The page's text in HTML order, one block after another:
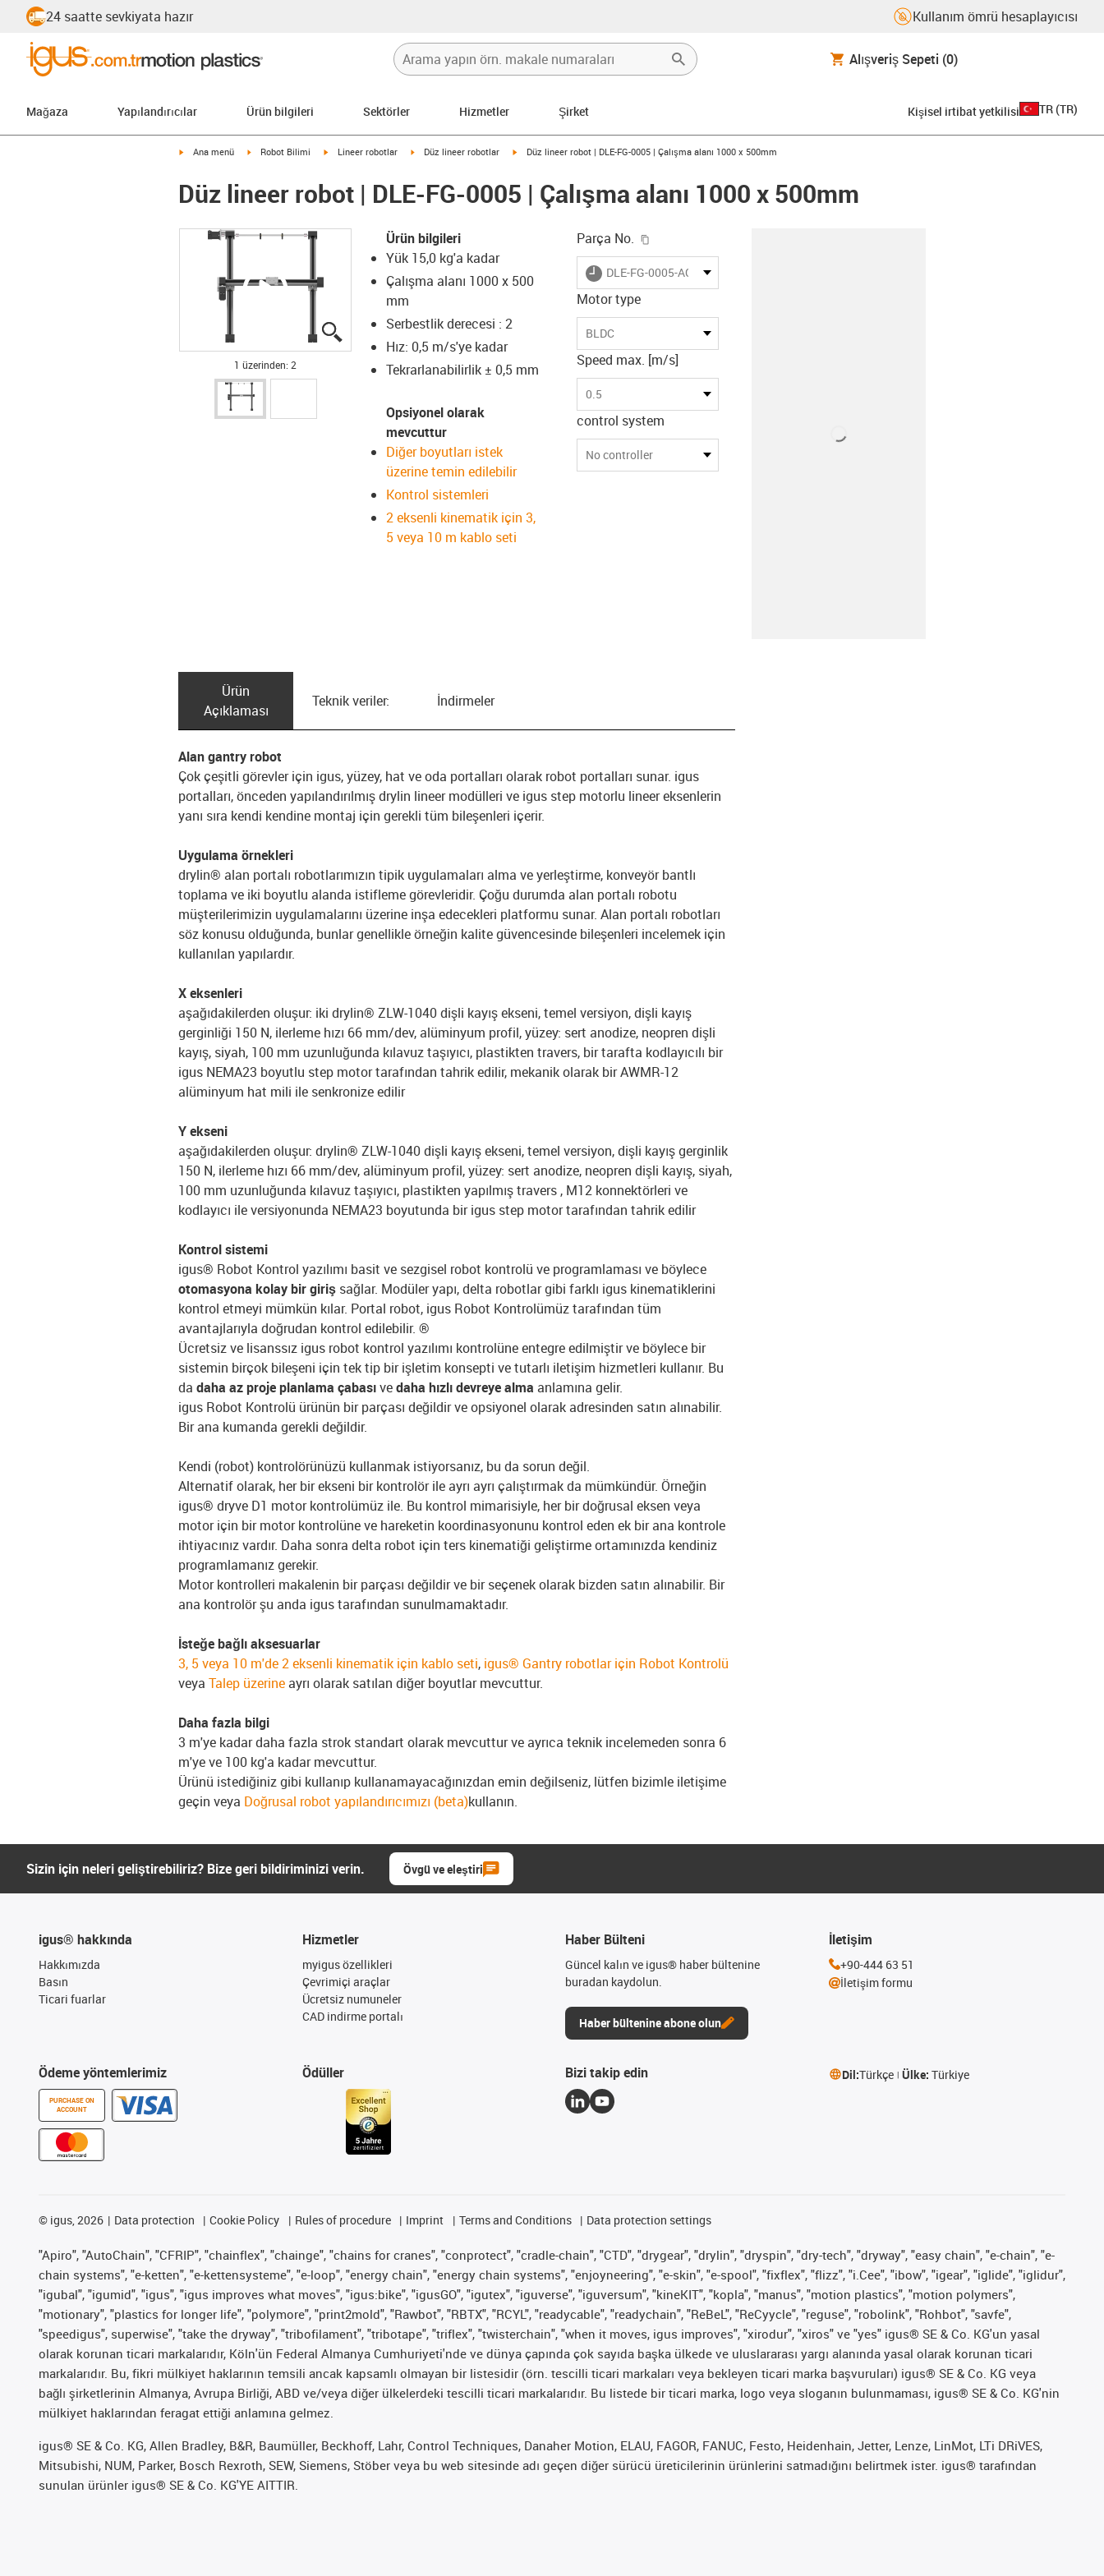
24 saatte sevkiyata hazır Kullanım ömrü hesaplayıcısı
Alışveriş Sepeti (0)
Mağaza Yapılandırıcılar Ürün bilgileri Sektörler Hizmetler Şirket Kişisel irtibat yetkilisi TR (TR)
igus-icon-arrow-right
Ana menü igus-icon-arrow-right
Robot Bilimi igus-icon-arrow-right
Lineer robotlar igus-icon-arrow-right
Düz lineer robotlar igus-icon-arrow-right
Düz lineer robot | DLE-FG-0005 | Çalışma alanı 1000 x 500mm
Düz lineer robot | DLE-FG-0005 | Çalışma alanı 1000 x 500mm
igus-icon-lupe
igus-icon-lupe
1 üzerinden: 2
Ürün bilgileri
Yük 15,0 kg'a kadar
Çalışma alanı 1000 x 500
mm
Serbestlik derecesi : 2
Hız: 0,5 m/s'ye kadar
Tekrarlanabilirlik ± 0,5 mm
Opsiyonel olarak
mevcuttur
Diğer boyutları istek
üzerine temin edilebilir
Kontrol sistemleri
2 eksenli kinematik için 3,
5 veya 10 m kablo seti
Parça No.
igus-icon-lieferzeit
DLE-FG-0005-AC-1000-500
Motor type
BLDC
Speed max. [m/s]
0.5
control system
No controller
Ürün
Açıklaması
Teknik veriler: İndirmeler
Alan gantry robot
Çok çeşitli görevler için igus, yüzey, hat ve oda portalları olarak robot portalları sunar. igus
portalları, önceden yapılandırılmış drylin lineer modülleri ve igus step motorlu lineer eksenlerin
yanı sıra kendi kendine montaj için gerekli tüm bileşenleri içerir.
Uygulama örnekleri
drylin® alan portalı robotlarımızın tipik uygulamaları alma ve yerleştirme, konveyör bantlı
toplama ve iki boyutlu alanda istifleme görevleridir. Çoğu durumda alan portalı robotu
müşterilerimizin uygulamalarını üzerine inşa edecekleri platformu sunar. Alan portalı robotları
söz konusu olduğunda, bunlar genellikle örneğin kalite güvencesinde bileşenleri incelemek için
kullanılan yapılardır.
X eksenleri
aşağıdakilerden oluşur: iki drylin® ZLW-1040 dişli kayış ekseni, temel versiyon, dişli kayış
gerginliği 150 N, ilerleme hızı 66 mm/dev, alüminyum profil, yüzey: sert anodize, neopren dişli
kayış, siyah, 100 mm uzunluğunda kılavuz taşıyıcı, plastikten travers, bir tarafta kodlayıcılı bir
igus NEMA23 boyutlu step motor tarafından tahrik edilir, mekanik olarak bir AWMR-12
alüminyum hat mili ile senkronize edilir
Y ekseni
aşağıdakilerden oluşur: drylin® ZLW-1040 dişli kayış ekseni, temel versiyon, dişli kayış gerginlik
150 N, ilerleme hızı 66 mm/dev, alüminyum profil, yüzey: sert anodize, neopren dişli kayış, siyah,
100 mm uzunluğunda kılavuz taşıyıcı, plastikten yapılmış travers , M12 konnektörleri ve
kodlayıcı ile versiyonunda NEMA23 boyutunda bir igus step motor tarafından tahrik edilir
Kontrol sistemi
igus® Robot Kontrol yazılımı basit ve sezgisel robot kontrolü ve programlaması ve böylece
otomasyona kolay bir giriş sağlar. Modüler yapı, delta robotlar gibi farklı igus kinematiklerini
kontrol etmeyi mümkün kılar. Portal robot, igus Robot Kontrolümüz tarafından tüm
avantajlarıyla doğrudan kontrol edilebilir. ®
Ücretsiz ve lisanssız igus robot kontrol yazılımı kontrolüne entegre edilmiştir ve böylece bir
sistemin birçok bileşeni için tek tip bir işletim konsepti ve tutarlı iletişim hizmetleri kullanır. Bu
da daha az proje planlama çabasıvedaha hızlı devreye alma anlamına gelir.
igus Robot Kontrolü ürünün bir parçası değildir ve opsiyonel olarak adresinden satın alınabilir.
Bir ana kumanda gerekli değildir.
Kendi (robot) kontrolörünüzü kullanmak istiyorsanız, bu da sorun değil.
Alternatif olarak, her bir ekseni bir kontrolör ile ayrı ayrı çalıştırmak da mümkündür. Örneğin
igus® dryve D1 motor kontrolümüz ile. Bu kontrol mimarisiyle, her bir doğrusal eksen veya
motor için bir motor kontrolüne ve hareketin koordinasyonunu kontrol eden ek bir ana kontrole
ihtiyacınız vardır. Daha sonra delta robot için ters kinematiği geliştirme ortamınızda kendiniz
programlamanız gerekir.
Motor kontrolleri makalenin bir parçası değildir ve bir seçenek olarak bizden satın alınabilir. Bir
ana kontrolör şu anda igus tarafından sunulmamaktadır.
İsteğe bağlı aksesuarlar
3, 5 veya 10 m'de 2 eksenli kinematik için kablo seti, igus® Gantry robotlar için Robot Kontrolü
veya Talep üzerine ayrı olarak satılan diğer boyutlar mevcuttur.
Daha fazla bilgi
3 m'ye kadar daha fazla strok standart olarak mevcuttur ve ayrıca teknik incelemeden sonra 6
m'ye ve 100 kg'a kadar mevcuttur.
Ürünü istediğiniz gibi kullanıp kullanamayacağınızdan emin değilseniz, lütfen bizimle iletişime
geçin veya Doğrusal robot yapılandırıcımızı (beta)kullanın.
Sizin için neleri geliştirebiliriz? Bize geri bildiriminizi verin. Övgü ve eleştiri
igus® hakkında
Hakkımızda
Basın
Ticari fuarlar
Ödeme yöntemlerimiz
PURCHASE ON
ACCOUNT
Hizmetler
myigus özellikleri
Çevrimiçi araçlar
Ücretsiz numuneler
CAD indirme portalı
Ödüller
Haber Bülteni
Güncel kalın ve igus® haber bültenine
buradan kaydolun.
Haber bültenine abone olun
İletişim
+90-444 63 51
İletişim formu
Bizi takip edin Dil:Türkçe Ülke: Türkiye
© igus, 2026 Data protection Cookie Policy Rules of procedure Imprint Terms and Conditions Data protection settings
"Apiro", "AutoChain", "CFRIP", "chainflex", "chainge", "chains for cranes", "conprotect", "cradle-chain", "CTD", "drygear", "drylin", "dryspin", "dry-tech", "dryway", "easy chain", "e-chain", "e-
chain systems", "e-ketten", "e-kettensysteme", "e-loop", "energy chain", "energy chain systems", "enjoyneering", "e-skin", "e-spool", "fixflex", "flizz", "i.Cee", "ibow", "igear", "iglide", "iglidur",
"igubal", "igumid", "igus", "igus improves what moves", "igus:bike", "igusGO", "igutex", "iguverse", "iguversum", "kineKIT", "kopla", "manus", "motion plastics", "motion polymers",
"motionary", "plastics for longer life", "polymore", "print2mold", "Rawbot", "RBTX", "RCYL", "readycable", "readychain", "ReBeL", "ReCyycle", "reguse", "robolink", "Rohbot", "savfe",
"speedigus", superwise", "take the dryway", "tribofilament", "tribotape", "triflex", "twisterchain", "when it moves, igus improves", "xirodur", "xiros" ve "yes" igus® SE & Co. KG'un yasal
olarak korunan ticari markalarıdır, Köln'ün Federal Almanya Cumhuriyeti'nde ve dünya çapında çok sayıda başka ülkede ve uluslararası yargı alanında yasal olarak korunan ticari
markalarıdır. Bu, fikri mülkiyet haklarının temsili ancak kapsamlı olmayan bir listesidir (örn. tescilli ticari markaları veya bekleyen ticari marka başvuruları) igus® SE & Co. KG veya
bağlı şirketlerinin Almanya, Avrupa Birliği, ABD ve/veya diğer ülkelerdeki tescilli ticari markalarıdır. Bu listede bir ticari marka, logo veya sloganın bulunmaması, igus® SE & Co. KG'nin
mülkiyet haklarından feragat ettiği anlamına gelmez.
igus® SE & Co. KG, Allen Bradley, B&R, Baumüller, Beckhoff, Lahr, Control Techniques, Danaher Motion, ELAU, FAGOR, FANUC, Festo, Heidenhain, Jetter, Lenze, LinMot, LTi DRiVES,
Mitsubishi, NUM, Parker, Bosch Rexroth, SEW, Siemens, Stöber veya bu web sitesinde adı geçen diğer sürücü üreticilerinin ürünlerini satmadığını belirtmek ister. igus® tarafından
sunulan ürünler igus® SE & Co. KG'YE AITTIR.